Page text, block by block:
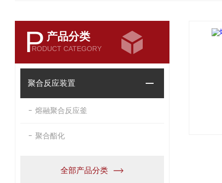
P 产品分类
RODUCT CATEGORY
聚合反应装置
熔融聚合反应釜
聚合酯化
全部产品分类